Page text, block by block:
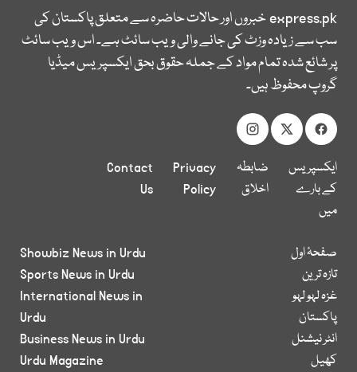
express.pkخبروں اور حالات حاضرہ سے متعلق پاکستان کی
سب سے زیادہ وزٹ کی جانے والی ویب سائٹ ہے۔ اس ویب سائٹ
پر شائع شدہ تمام مواد کے جملہ حقوق بحق ایکسپریس میڈیا
گروپ محفوظ ہیں۔
ایکسپریس
کے بارے
میں
ضابطہ
اخلاق
Privacy
Policy
Contact
Us
صفحۂ اول
تازہ ترین
غزہ لہو لہو
پاکستان
انٹر نیشنل
کھیل
Showbiz News in Urdu
Sports News in Urdu
International News in
Urdu
Business News in Urdu
Urdu Magazine